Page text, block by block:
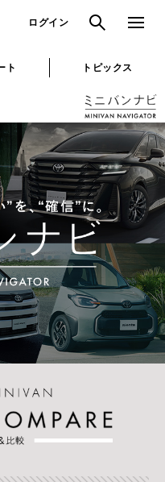
ログイン 検索 メニュ
ト トピックス